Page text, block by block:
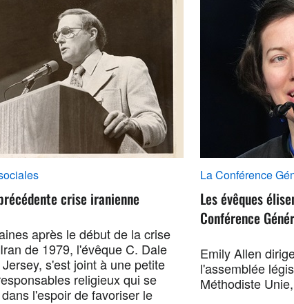
crise iranienne
après le début de la crise
de 1979, l'évêque C. Dale
s'est joint à une petite
religieux qui se
l'espoir de favoriser le
La Conférence
Les évêques
Conférence
Emily Allen
l'assemblée
Méthodiste